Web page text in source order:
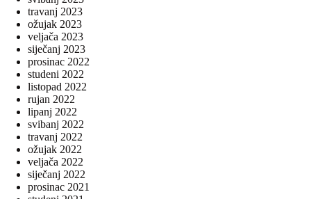
travanj 2023
ožujak 2023
veljača 2023
siječanj 2023
prosinac 2022
studeni 2022
listopad 2022
rujan 2022
lipanj 2022
svibanj 2022
travanj 2022
ožujak 2022
veljača 2022
siječanj 2022
prosinac 2021